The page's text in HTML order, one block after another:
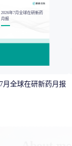
2026年7月全球在研新药
月报
月全球在研新药月报